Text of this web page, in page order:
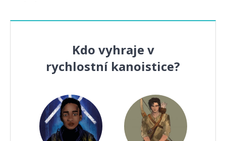
Kdo vyhraje v
rychlostní kanoistice?